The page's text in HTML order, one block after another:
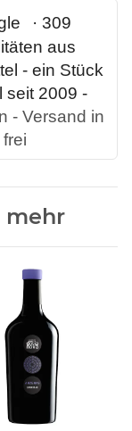
· 309
aus
- ein Stück
seit 2009 -
- Versand in
mehr